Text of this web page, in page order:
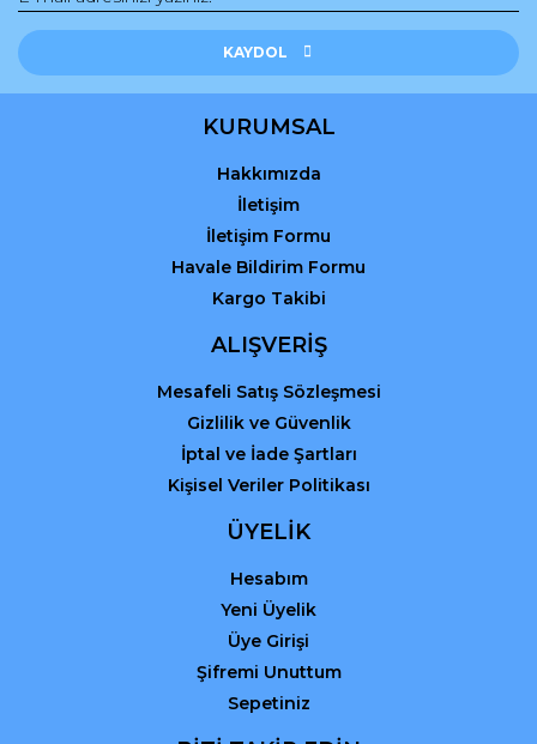
Ürün resmi kalitesiz, bozuk veya görüntülenemiyor.
Ürün açıklamasında eksik bilgiler bulunuyor.
Ürün fiyatı diğer sitelerden daha pahalı.
Gönder
KAYDOL
KURUMSAL
Hakkımızda
İletişim
İletişim Formu
Havale Bildirim Formu
Kargo Takibi
ALIŞVERİŞ
Mesafeli Satış Sözleşmesi
Gizlilik ve Güvenlik
İptal ve İade Şartları
Kişisel Veriler Politikası
ÜYELİK
Hesabım
Yeni Üyelik
Üye Girişi
Şifremi Unuttum
Sepetiniz